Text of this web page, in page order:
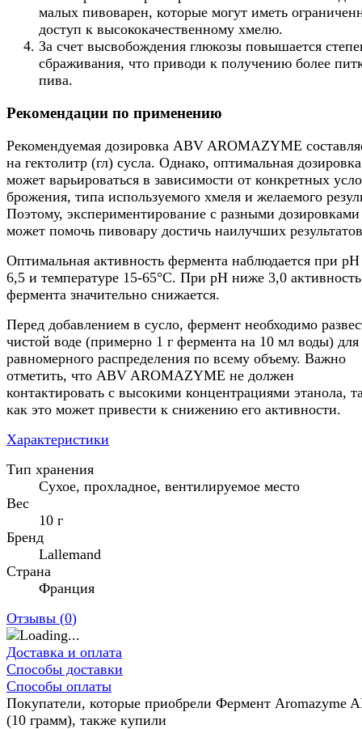
малых пивоварен, которые могут иметь
доступ к высококачественному хмелю.
За счет высвобождения глюкозы повышается
сбраживания, что приводи к получению более
пива.
Рекомендации по применению
Рекомендуемая дозировка ABV AROMAZYME
на гектолитр (гл) сусла. Однако, оптимальная дозировка
может варьироваться в зависимости от конкретных
брожения, типа используемого хмеля и желаемого
Поэтому, экспериментирование с разными дозировками
может помочь пивовару достичь наилучших
Оптимальная активность фермента наблюдается при
6,5 и температуре 15-65°C. При pH ниже 3,0 активность
фермента значительно снижается.
Перед добавлением в сусло, фермент необходимо
чистой воде (примерно 1 г фермента на 10 мл воды) для
равномерного распределения по всему объему. Важно
отметить, что ABV AROMAZYME не должен
контактировать с высокими концентрациями этанола,
как это может привести к снижению его активности.
Характеристики
Тип хранения
Сухое, прохладное, вентилируемое место
Вес
10 г
Бренд
Lallemand
Страна
Франция
Отзывы (0)
Доставка и оплата
Способы доставки
Способы оплаты
Покупатели, которые приобрели Фермент Aromazyme
(10 грамм), также купили